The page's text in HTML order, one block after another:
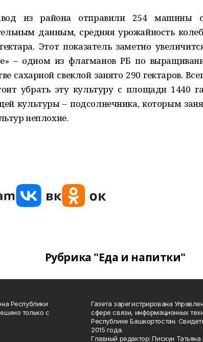
из района отправили 254 машины
данным, средняя урожайность
Этот показатель заметно
– одном из флагманов РБ по
сахарной свеклой занято 290 гектаров.
убрать эту культуру с площади 1440
культуры – подсолнечника, которым
неплохие.
Рубрика "Еда и напитки"
Республики
только с
Газета зарегистрирована
сфере связи, информационных
Республике Башкортостан.
2015 года.
Главный редактор: Пискун